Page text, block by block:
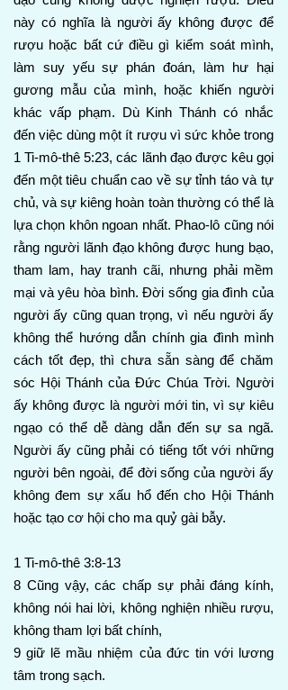
này có nghĩa là người ấy không được để
rượu hoặc bất cứ điều gì kiểm soát mình,
làm suy yếu sự phán đoán, làm hư hại
gương mẫu của mình, hoặc khiến người
khác vấp phạm. Dù Kinh Thánh có nhắc
đến việc dùng một ít rượu vì sức khỏe trong
1 Ti-mô-thê 5:23, các lãnh đạo được kêu gọi
đến một tiêu chuẩn cao về sự tỉnh táo và tự
chủ, và sự kiêng hoàn toàn thường có thể là
lựa chọn khôn ngoan nhất. Phao-lô cũng nói
rằng người lãnh đạo không được hung bạo,
tham lam, hay tranh cãi, nhưng phải mềm
mại và yêu hòa bình. Đời sống gia đình của
người ấy cũng quan trọng, vì nếu người ấy
không thể hướng dẫn chính gia đình mình
cách tốt đẹp, thì chưa sẵn sàng để chăm
sóc Hội Thánh của Đức Chúa Trời. Người
ấy không được là người mới tin, vì sự kiêu
ngạo có thể dễ dàng dẫn đến sự sa ngã.
Người ấy cũng phải có tiếng tốt với những
người bên ngoài, để đời sống của người ấy
không đem sự xấu hổ đến cho Hội Thánh
hoặc tạo cơ hội cho ma quỷ gài bẫy.
1 Ti-mô-thê 3:8-13
8 Cũng vậy, các chấp sự phải đáng kính,
không nói hai lời, không nghiện nhiều rượu,
không tham lợi bất chính,
9 giữ lẽ mầu nhiệm của đức tin với lương
tâm trong sạch.